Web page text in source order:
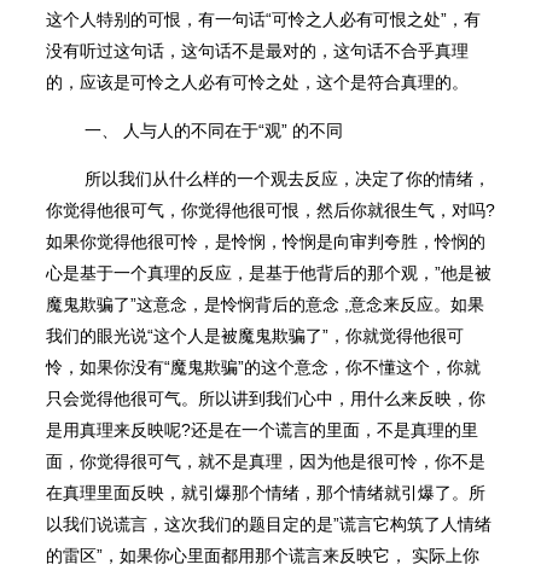
这个人特别的可恨，有一句话“可怜之人必有可恨之处”，有
没有听过这句话，这句话不是最对的，这句话不合乎真理
的，应该是可怜之人必有可怜之处，这个是符合真理的。
一、 人与人的不同在于“观” 的不同
所以我们从什么样的一个观去反应，决定了你的情绪，
你觉得他很可气，你觉得他很可恨，然后你就很生气，对吗?
如果你觉得他很可怜，是怜悯，怜悯是向审判夸胜，怜悯的
心是基于一个真理的反应，是基于他背后的那个观，”他是被
魔⻤欺骗了”这意念，是怜悯背后的意念 ,意念来反应。如果
我们的眼光说“这个人是被魔⻤欺骗了”，你就觉得他很可
怜，如果你没有“魔⻤欺骗”的这个意念，你不懂这个，你就
只会觉得他很可气。所以讲到我们心中，用什么来反映，你
是用真理来反映呢?还是在一个谎言的里面，不是真理的里
面，你觉得很可气，就不是真理，因为他是很可怜，你不是
在真理里面反映，就引爆那个情绪，那个情绪就引爆了。所
以我们说谎言，这次我们的题目定的是”谎言它构筑了人情绪
的雷区”，如果你心里面都用那个谎言来反映它， 实际上你